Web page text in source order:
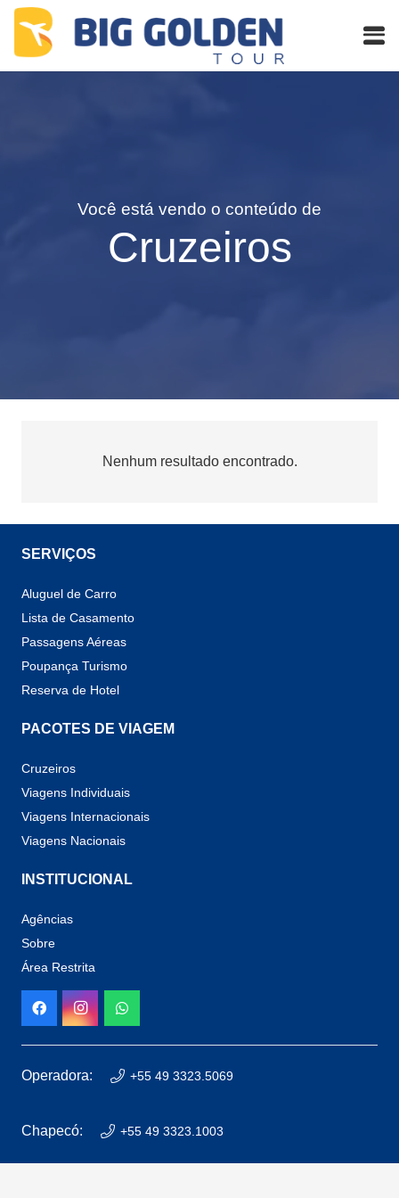
Você está vendo o conteúdo de
Cruzeiros
Nenhum resultado encontrado.
SERVIÇOS
Aluguel de Carro
Lista de Casamento
Passagens Aéreas
Poupança Turismo
Reserva de Hotel
PACOTES DE VIAGEM
Cruzeiros
Viagens Individuais
Viagens Internacionais
Viagens Nacionais
INSTITUCIONAL
Agências
Sobre
Área Restrita
Operadora: +55 49 3323.5069
Chapecó: +55 49 3323.1003